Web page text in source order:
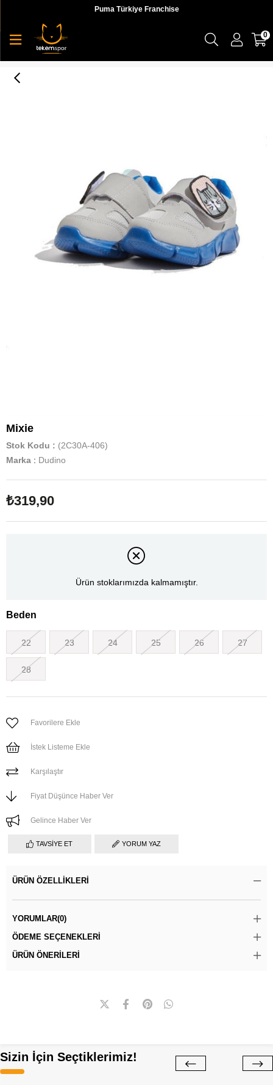
Puma Türkiye Franchise
0
Mixie
Stok Kodu
(2C30A-406)
Marka : Dudino
₺319,90
Ürün stoklarımızda kalmamıştır.
Beden
22 23 24 25 26 27
28
Favorilere Ekle
İstek Listeme Ekle
Karşılaştır
Fiyat Düşünce Haber Ver
Gelince Haber Ver
TAVSIYE ET YORUM YAZ
ÜRÜN ÖZELLIKLERI
YORUMLAR(0)
ÖDEME SEÇENEKLERI
ÜRÜN ÖNERILERI
Sizin İçin Seçtiklerimiz!